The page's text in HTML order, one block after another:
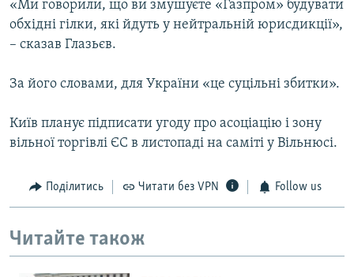
«Ми говорили, що ви змушуєте «Газпром» будувати
обхідні гілки, які йдуть у нейтральній юрисдикції»,
– сказав Глазьєв.
За його словами, для України «це суцільні збитки».
Київ планує підписати угоду про асоціацію і зону
вільної торгівлі ЄС в листопаді на саміті у Вільнюсі.
Поділитись Читати без VPN Follow us
Читайте також